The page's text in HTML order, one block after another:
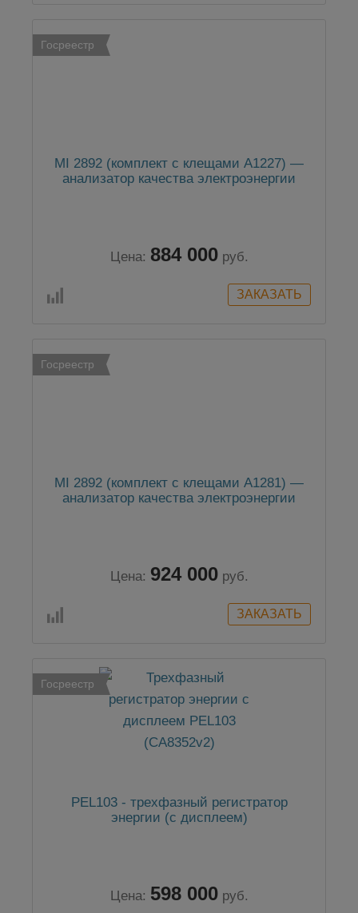
Госреестр
MI 2892 (комплект с клещами А1227) —
анализатор качества электроэнергии
Цена: 884 000 руб.
Госреестр
MI 2892 (комплект с клещами А1281) —
анализатор качества электроэнергии
Цена: 924 000 руб.
Госреестр
PEL103 - трехфазный регистратор
энергии (с дисплеем)
Цена: 598 000 руб.